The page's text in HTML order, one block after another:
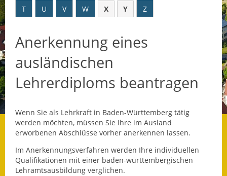
Datenschutz
Datenschutz im
Steueramt
Was die Alten noch
Wagner-Werkstatt
T
U V W X Y Z
Anerkennung eines
ausländischen
Lehrerdiploms beantragen
Wenn Sie als Lehrkraft in Baden-Württemberg tätig
werden möchten, müssen Sie Ihre im Ausland
erworbenen Abschlüsse vorher anerkennen lassen.
Im Anerkennungsverfahren werden Ihre individuellen
Qualifi­kationen mit einer baden-württembergischen
Lehramtsausbildung verglichen.